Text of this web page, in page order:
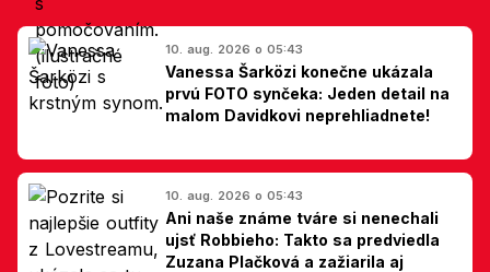
10. aug. 2026 o 05:43
Vanessa Šarközi konečne ukázala
prvú FOTO synčeka: Jeden detail na
malom Davidkovi neprehliadnete!
10. aug. 2026 o 05:43
Ani naše známe tváre si nenechali
ujsť Robbieho: Takto sa predviedla
Zuzana Plačková a zažiarila aj